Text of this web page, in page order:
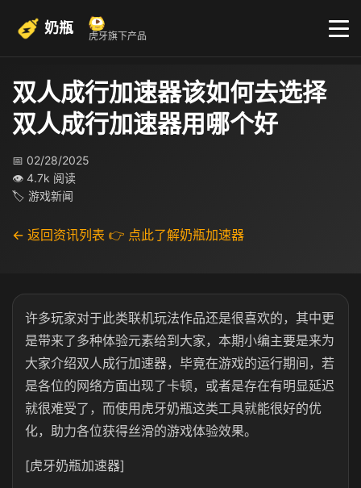
奶瓶 虎牙旗下产品
双人成行加速器该如何去选择
双人成行加速器用哪个好
📅 02/28/2025
👁 4.7k 阅读
🏷 游戏新闻
← 返回资讯列表 👉 点此了解奶瓶加速器
许多玩家对于此类联机玩法作品还是很喜欢的，其中更
是带来了多种体验元素给到大家，本期小编主要是来为
大家介绍双人成行加速器，毕竟在游戏的运行期间，若
是各位的网络方面出现了卡顿，或者是存在有明显延迟
就很难受了，而使用虎牙奶瓶这类工具就能很好的优
化，助力各位获得丝滑的游戏体验效果。
[虎牙奶瓶加速器]